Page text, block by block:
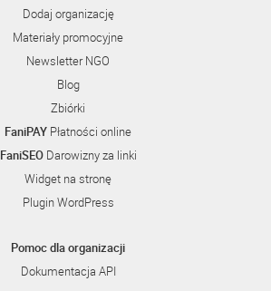
Dodaj organizację
Materiały promocyjne
Newsletter NGO
Blog
Zbiórki
FaniPAY Płatności online
FaniSEODarowizny za linki
Widget na stronę
Plugin WordPress
Pomoc dla organizacji
Dokumentacja API